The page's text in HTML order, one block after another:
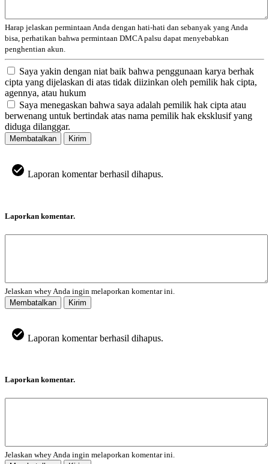
Harap jelaskan permintaan Anda dengan hati-hati dan sebanyak yang Anda
bisa, perhatikan bahwa permintaan DMCA palsu dapat menyebabkan
penghentian akun.
Saya yakin dengan niat baik bahwa penggunaan karya berhak
cipta yang dijelaskan di atas tidak diizinkan oleh pemilik hak cipta,
agennya, atau hukum
Saya menegaskan bahwa saya adalah pemilik hak cipta atau
berwenang untuk bertindak atas nama pemilik hak eksklusif yang
diduga dilanggar.
Membatalkan Kirim
Laporan komentar berhasil dihapus.
Laporkan komentar.
Jelaskan whey Anda ingin melaporkan komentar ini.
Membatalkan
Kirim
Laporan komentar berhasil dihapus.
Laporkan komentar.
Jelaskan whey Anda ingin melaporkan komentar ini.